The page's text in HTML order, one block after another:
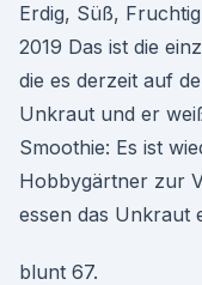
Erdig, Süß,
2019 Das ist die
die es derzeit auf
Unkraut und er
Smoothie: Es ist
Hobbygärtner zur
essen das Unkraut
blunt 67.